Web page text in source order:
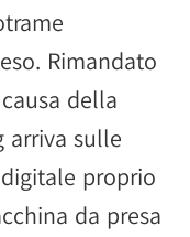
Rimandato
della
arriva sulle
proprio
da presa